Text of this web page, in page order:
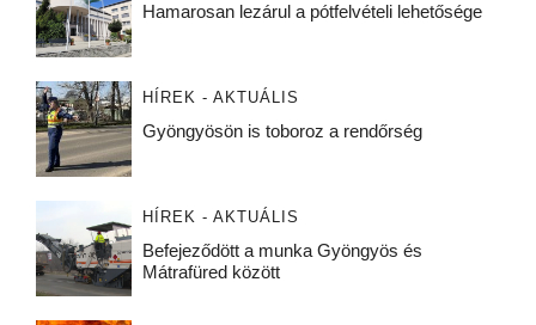
Hamarosan lezárul a pótfelvételi lehetősége
HÍREK - AKTUÁLIS
Gyöngyösön is toboroz a rendőrség
HÍREK - AKTUÁLIS
Befejeződött a munka Gyöngyös és
Mátrafüred között